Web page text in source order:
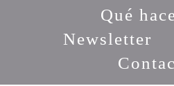
Qué
Newsletter